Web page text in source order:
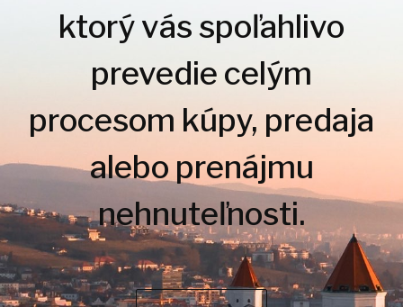
ktorý vás spoľahlivo
prevedie celým
procesom kúpy, predaja
alebo prenájmu
nehnuteľnosti.